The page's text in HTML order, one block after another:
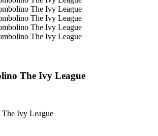
The Ivy League
Ivy League